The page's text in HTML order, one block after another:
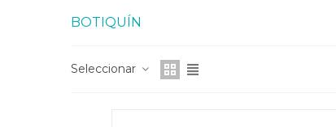
BOTIQUÍN
Seleccionar